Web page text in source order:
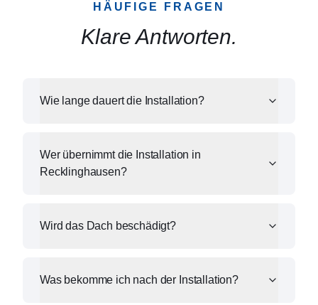
HÄUFIGE FRAGEN
Klare Antworten.
Wie lange dauert die Installation?
Wer übernimmt die Installation in
Recklinghausen?
Wird das Dach beschädigt?
Was bekomme ich nach der Installation?